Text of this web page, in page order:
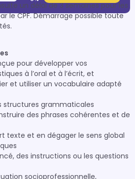
un délai de 3 semaines pour les
le CPF. Démarrage possible toute
pour développer vos
à l’oral et à l’écrit, et
et utiliser un vocabulaire adapté
structures grammaticales
des phrases cohérentes et de
texte et en dégager le sens global
des instructions ou les questions
socioprofessionnelle,